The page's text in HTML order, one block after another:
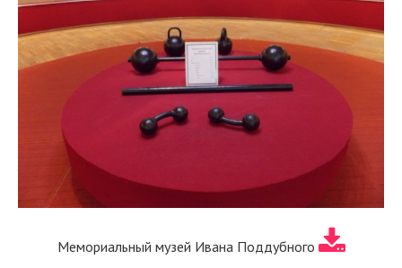
Мемориальный музей Ивана Поддубного